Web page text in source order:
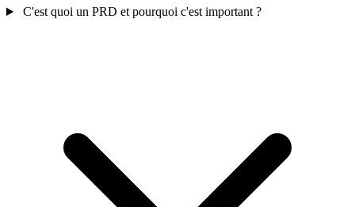
C'est quoi un PRD et pourquoi c'est important ?